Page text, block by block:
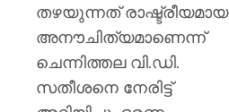
തഴയുന്നത് രാഷ്ട്രീയമായ
അനൗചിത്യമാണെന്ന്
ചെന്നിത്തല വി.ഡി.
സതീശനെ നേരിട്ട്